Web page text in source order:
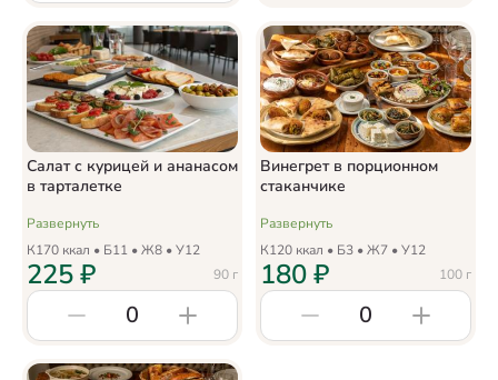
Салат с курицей и ананасом
в тарталетке
Развернуть
К170 ккал • Б11 • Ж8 • У12
90 г
225₽
0
Винегрет в порционном
стаканчике
Развернуть
К120 ккал • Б3 • Ж7 • У12
100 г
180₽
0